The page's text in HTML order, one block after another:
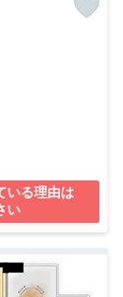
いる理由は
い